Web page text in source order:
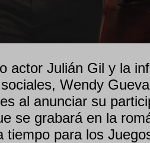
actor Julián Gil y la
Wendy
al anunciar su
se grabará en la
tiempo para los